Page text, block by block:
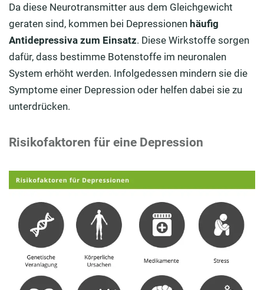
Da diese Neurotransmitter aus dem Gleichgewicht
geraten sind, kommen bei Depressionen häufig
Antidepressiva zum Einsatz. Diese Wirkstoffe sorgen
dafür, dass bestimme Botenstoffe im neuronalen
System erhöht werden. Infolgedessen mindern sie die
Symptome einer Depression oder helfen dabei sie zu
unterdrücken.
Risikofaktoren für eine Depression